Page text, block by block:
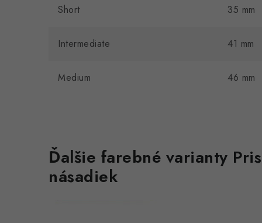
Short 35 mm
Intermediate 41 mm
Medium 46 mm
Ďalšie farebné varianty
násadiek